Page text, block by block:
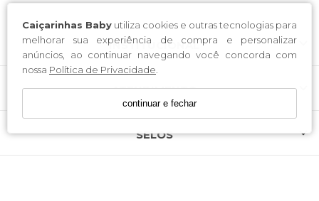
Caiçarinhas Baby utiliza cookies e outras tecnologias para
melhorar sua experiência de compra e personalizar
anúncios, ao continuar navegando você concorda com
nossa Política de Privacidade
continuar e fechar
INSTITUCIONAL
ATENDIMENTO
SELOS